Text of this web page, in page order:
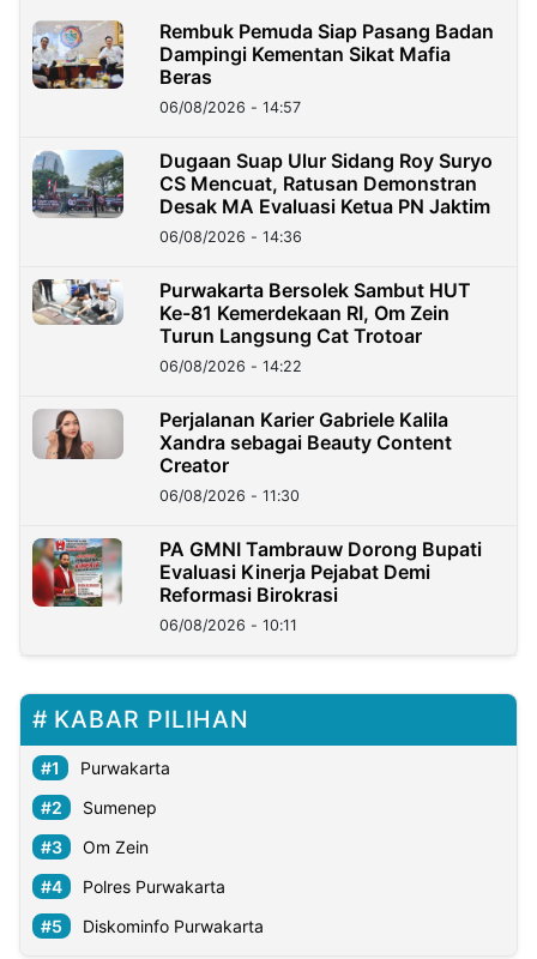
Rembuk Pemuda Siap Pasang Badan
Dampingi Kementan Sikat Mafia
Beras
06/08/2026 - 14:57
Dugaan Suap Ulur Sidang Roy Suryo
CS Mencuat, Ratusan Demonstran
Desak MA Evaluasi Ketua PN Jaktim
06/08/2026 - 14:36
Purwakarta Bersolek Sambut HUT
Ke-81 Kemerdekaan RI, Om Zein
Turun Langsung Cat Trotoar
06/08/2026 - 14:22
Perjalanan Karier Gabriele Kalila
Xandra sebagai Beauty Content
Creator
06/08/2026 - 11:30
PA GMNI Tambrauw Dorong Bupati
Evaluasi Kinerja Pejabat Demi
Reformasi Birokrasi
06/08/2026 - 10:11
KABAR PILIHAN
Purwakarta
Sumenep
Om Zein
Polres Purwakarta
Diskominfo Purwakarta